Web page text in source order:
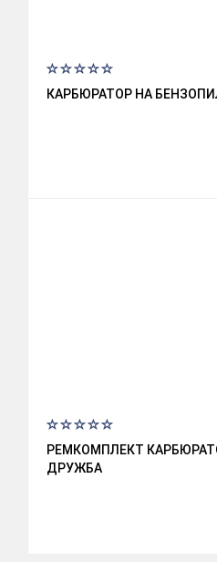
КАРБЮРАТОР НА
РЕМКОМПЛЕКТ
ДРУЖБА